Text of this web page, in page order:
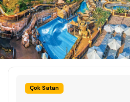
Çok Satan